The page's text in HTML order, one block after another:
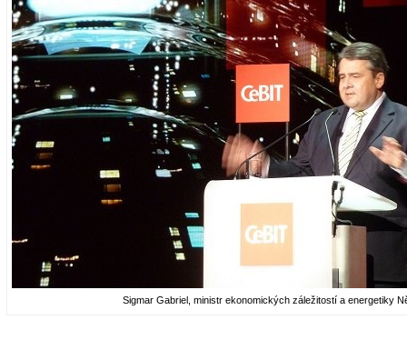
Sigmar Gabriel, ministr ekonomických záležitostí a energetiky